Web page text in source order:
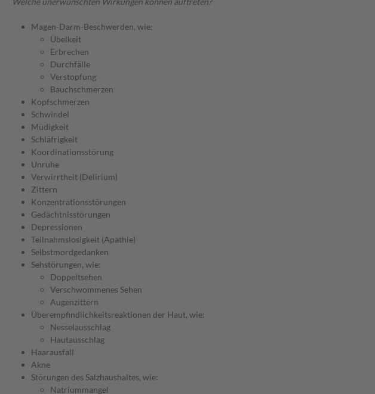
Magen-Darm-Beschwerden, wie:
Übelkeit
Erbrechen
Durchfälle
Verstopfung
Bauchschmerzen
Kopfschmerzen
Schwindel
Müdigkeit
Schläfrigkeit
Koordinationsstörung
Unruhe
Verwirrtheit (Delirium)
Zittern
Konzentrationsstörungen
Gedächtnisstörungen
Depressionen
Teilnahmslosigkeit (Apathie)
Selbstmordgedanken
Sehstörungen, wie:
Doppeltsehen
Verschwommenes Sehen
Augenzittern
Überempfindlichkeitsreaktionen der Haut, wie:
Nesselausschlag
Hautausschlag
Haarausfall
Akne
Störungen des Salzhaushaltes, wie:
Natriummangel